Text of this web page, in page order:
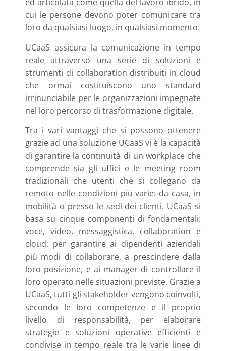
cui le persone devono poter comunicare tra
loro da qualsiasi luogo, in qualsiasi momento.
UCaaS assicura la comunicazione in tempo
reale attraverso una serie di soluzioni e
strumenti di collaboration distribuiti in cloud
che ormai costituiscono uno standard
irrinunciabile per le organizzazioni impegnate
nel loro percorso di trasformazione digitale.
Tra i vari vantaggi che si possono ottenere
grazie ad una soluzione UCaaS vi è la capacità
di garantire la continuità di un workplace che
comprende sia gli uffici e le meeting room
tradizionali che utenti che si collegano da
remoto nelle condizioni più varie: da casa, in
mobilità o presso le sedi dei clienti. UCaaS si
basa su cinque componenti di fondamentali:
voce, video, messaggistica, collaboration e
cloud, per garantire ai dipendenti aziendali
più modi di collaborare, a prescindere dalla
loro posizione, e ai manager di controllare il
loro operato nelle situazioni previste. Grazie a
UCaaS, tutti gli stakeholder vengono coinvolti,
secondo le loro competenze e il proprio
livello di responsabilità, per elaborare
strategie e soluzioni operative efficienti e
condivise in tempo reale tra le varie linee di